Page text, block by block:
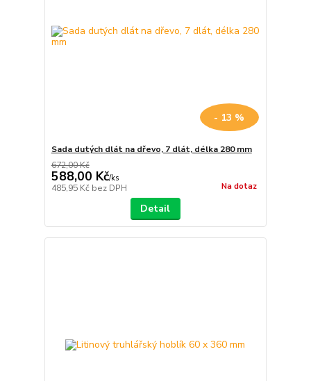
- 13 %
Sada dutých dlát na dřevo, 7 dlát, délka 280 mm
672,00 Kč
588,00 Kč/ks
485,95 Kč bez DPH Na dotaz
Detail